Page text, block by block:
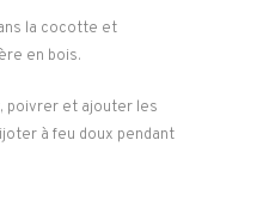
la cocotte et
en bois.
poivrer et ajouter les
à feu doux pendant